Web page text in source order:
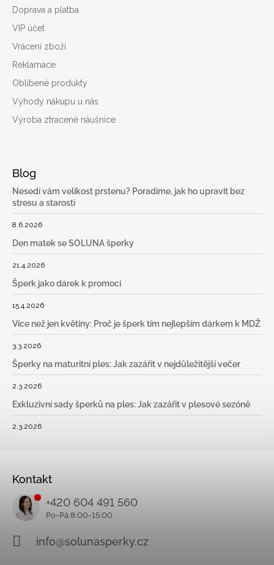
Doprava a platba
VIP účet
Vrácení zboží
Reklamace
Oblíbené produkty
Výhody nákupu u nás
Výroba ztracené náušnice
Blog
Nesedí vám velikost prstenu? Poradíme, jak ho upravit bez
stresu a starostí
8.6.2026
Den matek se SOLUNA šperky
21.4.2026
Šperk jako dárek k promoci
15.4.2026
Více než jen květiny: Proč je šperk tím nejlepším dárkem k MDŽ
3.3.2026
Šperky na maturitní ples: Jak zazářit v nejdůležitější večer
2.3.2026
Exkluzivní sady šperků na ples: Jak zazářit v plesové sezóně
2.3.2026
Kontakt
+420 604 491 560
info@solunasperky.cz